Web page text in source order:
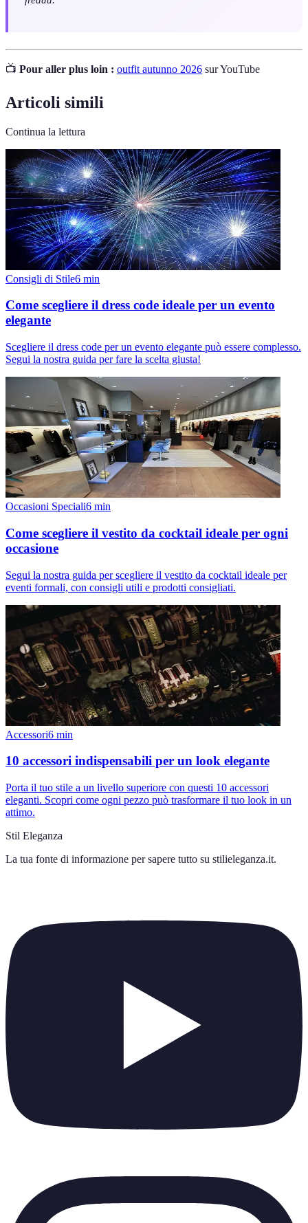
📺 Pour aller plus loin : outfit autunno 2026 sur YouTube
Articoli simili
Continua la lettura
Consigli di Stile6 min
Come scegliere il dress code ideale per un evento
elegante
Scegliere il dress code per un evento elegante può essere complesso.
Segui la nostra guida per fare la scelta giusta!
Occasioni Speciali6 min
Come scegliere il vestito da cocktail ideale per ogni
occasione
Segui la nostra guida per scegliere il vestito da cocktail ideale per
eventi formali, con consigli utili e prodotti consigliati.
Accessori6 min
10 accessori indispensabili per un look elegante
Porta il tuo stile a un livello superiore con questi 10 accessori
eleganti. Scopri come ogni pezzo può trasformare il tuo look in un
attimo.
Stil Eleganza
La tua fonte di informazione per sapere tutto su stilieleganza.it.